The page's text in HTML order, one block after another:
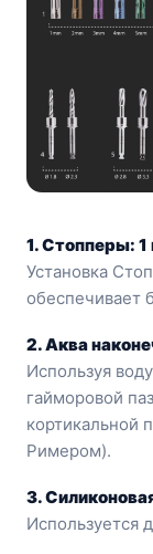
1. Стопперы:
Установка
обеспечивает
2. Аква
Используя
гайморовой
кортикальной
Римером).
З.
Используется